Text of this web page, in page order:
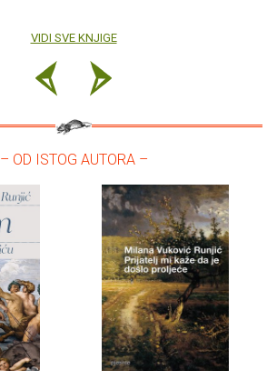
VIDI SVE KNJIGE
– OD ISTOG AUTORA –